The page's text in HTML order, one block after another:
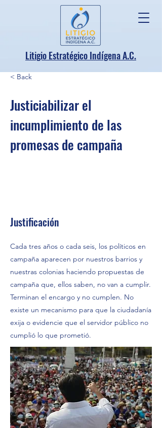
Litigio Estratégico Indígena A.C.
< Back
Justiciabilizar el
incumplimiento de las
promesas de campaña
Justificación
Cada tres años o cada seis, los políticos en
campaña aparecen por nuestros barrios y
nuestras colonias haciendo propuestas de
campaña que, ellos saben, no van a cumplir.
Terminan el encargo y no cumplen. No
existe un mecanismo para que la ciudadanía
exija o evidencie que el servidor público no
cumplió lo que prometió.